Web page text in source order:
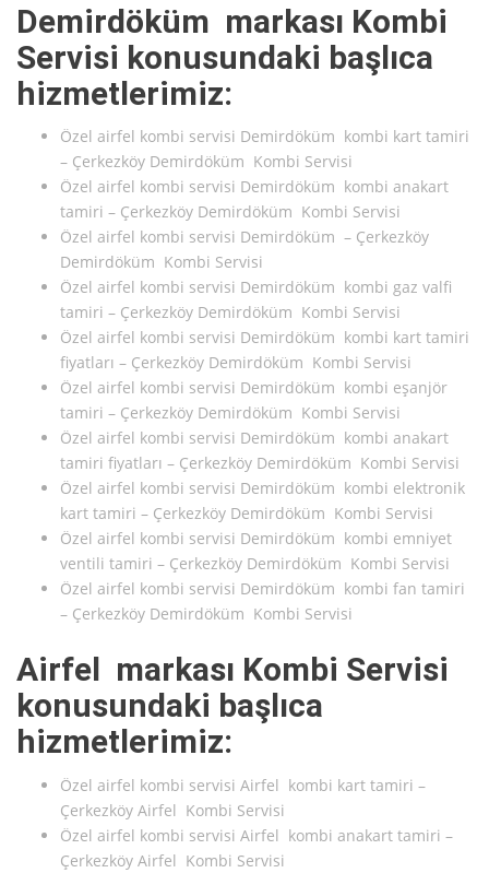
Demirdöküm markası Kombi
Servisi konusundaki başlıca
hizmetlerimiz:
Özel airfel kombi servisi Demirdöküm kombi kart tamiri
– Çerkezköy Demirdöküm Kombi Servisi
Özel airfel kombi servisi Demirdöküm kombi anakart
tamiri – Çerkezköy Demirdöküm Kombi Servisi
Özel airfel kombi servisi Demirdöküm – Çerkezköy
Demirdöküm Kombi Servisi
Özel airfel kombi servisi Demirdöküm kombi gaz valfi
tamiri – Çerkezköy Demirdöküm Kombi Servisi
Özel airfel kombi servisi Demirdöküm kombi kart tamiri
fiyatları – Çerkezköy Demirdöküm Kombi Servisi
Özel airfel kombi servisi Demirdöküm kombi eşanjör
tamiri – Çerkezköy Demirdöküm Kombi Servisi
Özel airfel kombi servisi Demirdöküm kombi anakart
tamiri fiyatları – Çerkezköy Demirdöküm Kombi Servisi
Özel airfel kombi servisi Demirdöküm kombi elektronik
kart tamiri – Çerkezköy Demirdöküm Kombi Servisi
Özel airfel kombi servisi Demirdöküm kombi emniyet
ventili tamiri – Çerkezköy Demirdöküm Kombi Servisi
Özel airfel kombi servisi Demirdöküm kombi fan tamiri
– Çerkezköy Demirdöküm Kombi Servisi
Airfel markası Kombi Servisi
konusundaki başlıca
hizmetlerimiz:
Özel airfel kombi servisi Airfel kombi kart tamiri –
Çerkezköy Airfel Kombi Servisi
Özel airfel kombi servisi Airfel kombi anakart tamiri –
Çerkezköy Airfel Kombi Servisi